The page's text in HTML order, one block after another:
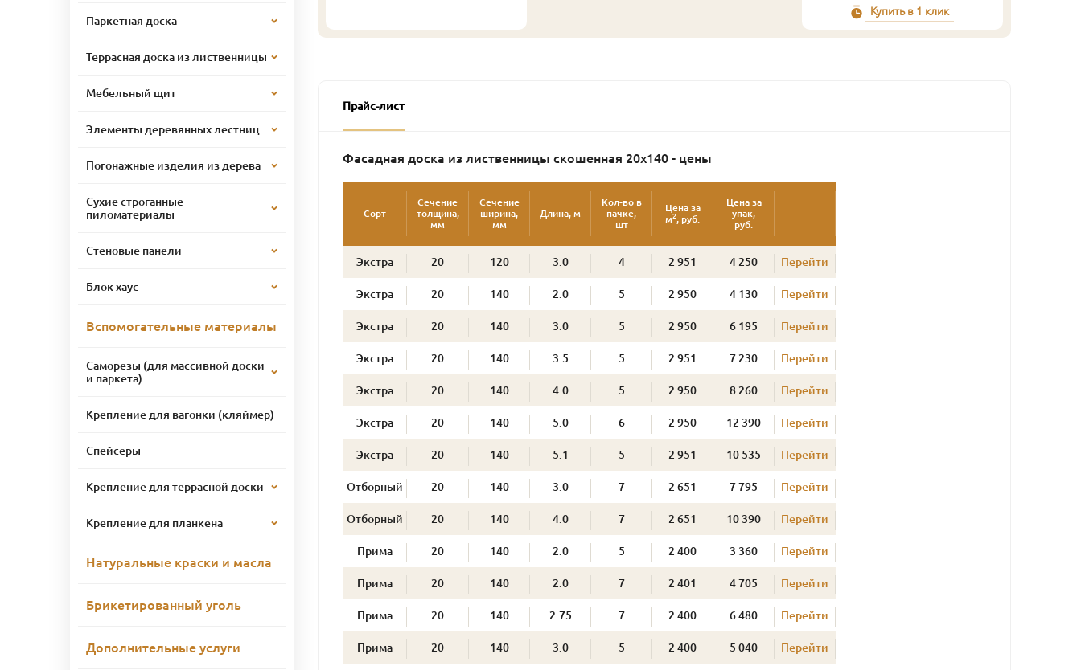
Купить в 1 клик
Прайс-лист
Фасадная доска из лиственницы скошенная 20х140 - цены
Сорт
Сечение
толщина,
мм
Сечение
ширина,
мм
Длина, м
Кол-во в
пачке,
шт
Цена за
м2, руб.
Цена за
упак,
руб.
Экстра 20 120 3.0 4 2 951 4 250 Перейти
Экстра 20 140 2.0 5 2 950 4 130 Перейти
Экстра 20 140 3.0 5 2 950 6 195 Перейти
Экстра 20 140 3.5 5 2 951 7 230 Перейти
Экстра 20 140 4.0 5 2 950 8 260 Перейти
Экстра 20 140 5.0 6 2 950 12 390 Перейти
Экстра 20 140 5.1 5 2 951 10 535 Перейти
Отборный 20 140 3.0 7 2 651 7 795 Перейти
Отборный 20 140 4.0 7 2 651 10 390 Перейти
Прима 20 140 2.0 5 2 400 3 360 Перейти
Прима 20 140 2.0 7 2 401 4 705 Перейти
Прима 20 140 2.75 7 2 400 6 480 Перейти
Прима 20 140 3.0 5 2 400 5 040 Перейти
Паркетная доска
Террасная доска из лиственницы
Мебельный щит
Элементы деревянных лестниц
Погонажные изделия из дерева
Сухие строганные
пиломатериалы
Стеновые панели
Блок хаус
Вспомогательные материалы
Саморезы (для массивной доски
и паркета)
Крепление для вагонки (кляймер)
Спейсеры
Крепление для террасной доски
Крепление для планкена
Натуральные краски и масла
Брикетированный уголь
Дополнительные услуги